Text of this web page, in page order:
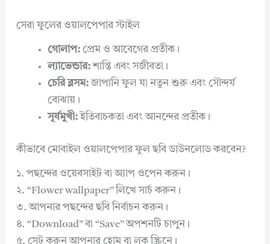
সেরা ফুলের ওয়ালপেপার স্টাইল
গোলাপ:প্রেম ও আবেগের প্রতীক।
ল্যাভেন্ডার:শান্তি এবং সজীবতা।
চেরি ব্লসম:জাপানি ফুল যা নতুন শুরু এবং সৌন্দর্য
বোঝায়।
সূর্যমুখী:ইতিবাচকতা এবং আনন্দের প্রতীক।
কীভাবে মোবাইল ওয়ালপেপার ফুল ছবি ডাউনলোড করবেন?
১. পছন্দের ওয়েবসাইট বা অ্যাপ ওপেন করুন।
২. “Flower wallpaper” লিখে সার্চ করুন।
৩. আপনার পছন্দের ছবি নির্বাচন করুন।
৪. “Download” বা “Save” অপশনটি চাপুন।
৫. সেট করুন আপনার হোম বা লক স্ক্রিনে।